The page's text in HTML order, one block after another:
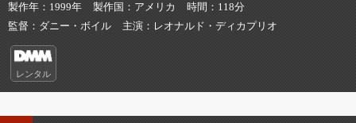
製作年 1999年 製作国 アメリカ 時間
118分
監督
ダニー・ボイル 主演 レオナルド・ディカプリオ
レンタル